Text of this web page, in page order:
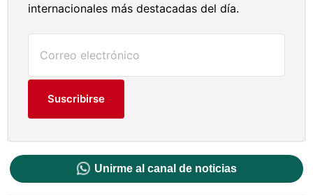
internacionales más destacadas del día.
Suscribirse
Unirme al canal de noticias